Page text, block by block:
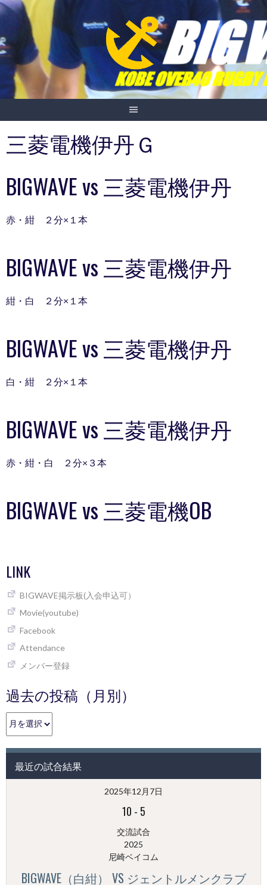
Skip
content
三菱電機伊丹Ｇ
BIGWAVE vs 三菱電機伊丹
赤・紺 ２分×１本
BIGWAVE vs 三菱電機伊丹
紺・白 ２分×１本
BIGWAVE vs 三菱電機伊丹
白・紺 ２分×１本
BIGWAVE vs 三菱電機伊丹
赤・紺・白 ２分×３本
BIGWAVE vs 三菱電機OB
LINK
BIGWAVE掲示板(入会申込可）
Movie(youtube)
Facebook
Attendance
メンバー登録
過去の投稿（月別）
過
去
投
（月
最近の試合結果
2025年12月7日
10 - 5
交流試合
2025
尼崎ベイコム
BIGWAVE（白紺） VS ジェントルメンクラブ